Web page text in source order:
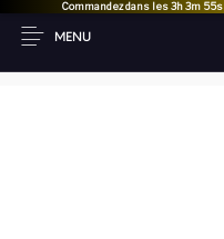
MENU
Commandez dans les3h 3m 55s